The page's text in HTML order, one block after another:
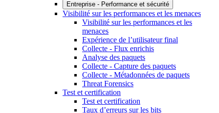
Entreprise - Performance et sécurité
Visibilité sur les performances et les menaces
Visibilité sur les performances et les
menaces
Expérience de l’utilisateur final
Collecte - Flux enrichis
Analyse des paquets
Collecte - Capture des paquets
Collecte - Métadonnées de paquets
Threat Forensics
Test et certification
Test et certification
Taux d’erreurs sur les bits